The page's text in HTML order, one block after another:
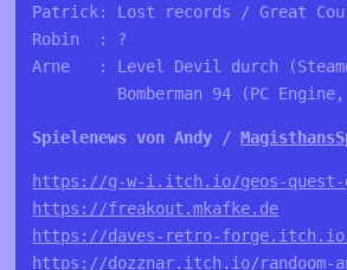
Patrick: Lost records / Great
Robin  : ?
Arne   : Level Devil durch
Bomberman 94 (PC Engine,
Spielenews von Andy /
https://g-w-i.itch.io/geos-quest-
https://freakout.mkafke.de
https://daves-retro-forge.itch.io/